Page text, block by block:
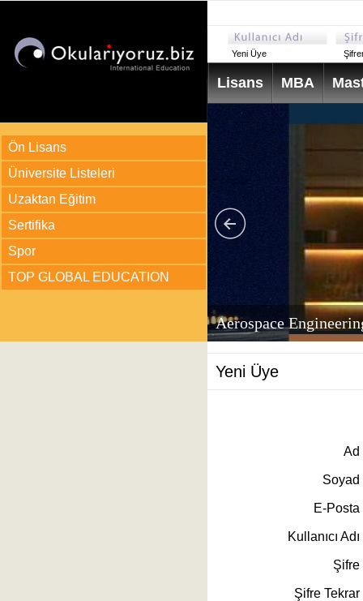
Ön Lisans
Üniversite Listeleri
Uzaktan Eğitim
Sertifika
Spor
TOP GLOBAL EDUCATION
Yeni Üye
Lisans MBA
Aerospace
Yeni Üye
Ad
Soyad
E-Posta
Kullanıcı Adı
Şifre
Şifre Tekrar